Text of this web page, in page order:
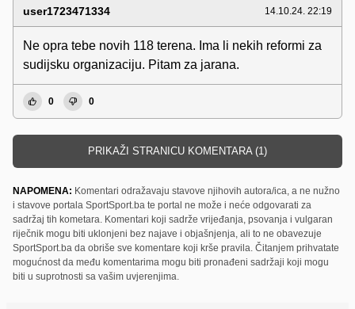
user1723471334 14.10.24. 22:19
Ne opra tebe novih 118 terena. Ima li nekih reformi za
sudijsku organizaciju. Pitam za jarana.
0 0
PRIKAŽI STRANICU KOMENTARA (1)
NAPOMENA: Komentari odražavaju stavove njihovih autora/ica, a ne nužno
i stavove portala SportSport.ba te portal ne može i neće odgovarati za
sadržaj tih kometara. Komentari koji sadrže vrijeđanja, psovanja i vulgaran
riječnik mogu biti uklonjeni bez najave i objašnjenja, ali to ne obavezuje
SportSport.ba da obriše sve komentare koji krše pravila. Čitanjem prihvatate
mogućnost da među komentarima mogu biti pronađeni sadržaji koji mogu
biti u suprotnosti sa vašim uvjerenjima.